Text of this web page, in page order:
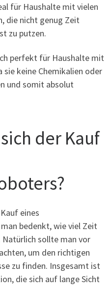
für Haushalte mit vielen
die nicht genug Zeit
zu putzen.
perfekt für Haushalte mit
sie keine Chemikalien oder
und somit absolut
der Kauf
eines
bedenkt, wie viel Zeit
sollte man vor
um den richtigen
zu finden. Insgesamt ist
die sich auf lange Sicht